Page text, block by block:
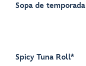
Sopa de temporada
Spicy Tuna Roll*